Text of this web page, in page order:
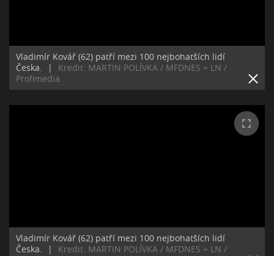
Vladimír Kovář (62) patří mezi 100 nejbohatších lidí
Česka.
|
Kredit: MARTIN POLÍVKA / MFDNES + LN /
Profimedia
Vladimír Kovář (62) patří mezi 100 nejbohatších lidí
Česka.
|
Kredit: MARTIN POLÍVKA / MFDNES + LN /